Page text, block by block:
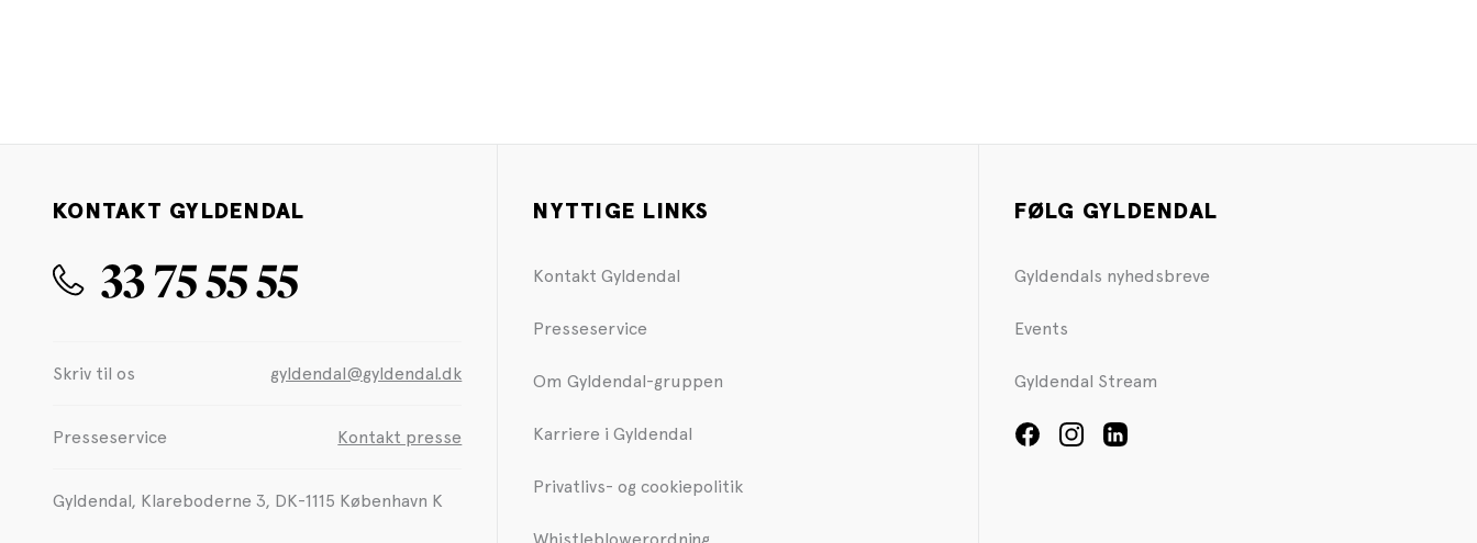
KONTAKT GYLDENDAL
33 75 55 55
Skriv til os gyldendal@gyldendal.dk
Presseservice Kontakt presse
Gyldendal, Klareboderne 3, DK-1115 København K
NYTTIGE LINKS
Kontakt Gyldendal
Presseservice
Om Gyldendal-gruppen
Karriere i Gyldendal
Privatlivs- og cookiepolitik
FØLG GYLDENDAL
Gyldendals nyhedsbreve
Events
Gyldendal Stream